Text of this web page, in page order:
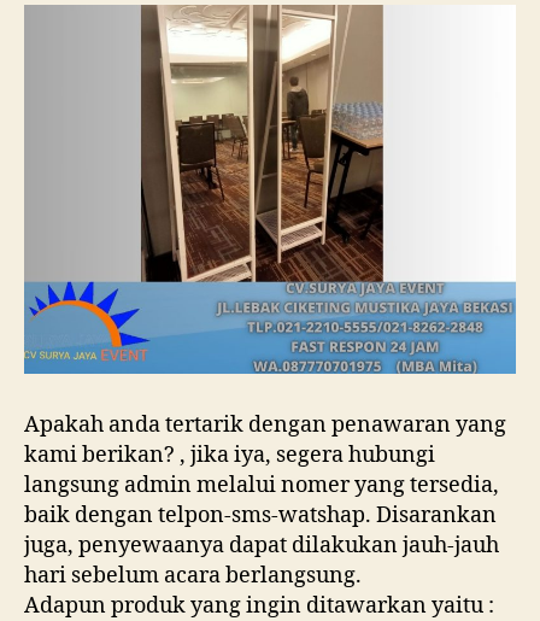
Apakah anda tertarik dengan penawaran yang
kami berikan? , jika iya, segera hubungi
langsung admin melalui nomer yang tersedia,
baik dengan telpon-sms-watshap. Disarankan
juga, penyewaanya dapat dilakukan jauh-jauh
hari sebelum acara berlangsung.
Adapun produk yang ingin ditawarkan yaitu :